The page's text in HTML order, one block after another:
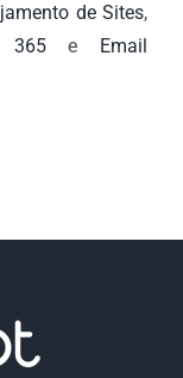
de Sites,
365e
Email